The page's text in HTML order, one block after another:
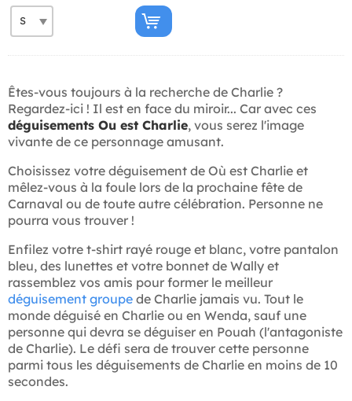
Êtes-vous toujours à la recherche de Charlie ?
Regardez-ici ! Il est en face du miroir... Car avec ces
déguisements Ou est Charlie, vous serez l'image
vivante de ce personnage amusant.
Choisissez votre déguisement de Où est Charlie et
mêlez-vous à la foule lors de la prochaine fête de
Carnaval ou de toute autre célébration. Personne ne
pourra vous trouver !
Enfilez votre t-shirt rayé rouge et blanc, votre pantalon
bleu, des lunettes et votre bonnet de Wally et
rassemblez vos amis pour former le meilleur
déguisement groupe de Charlie jamais vu. Tout le
monde déguisé en Charlie ou en Wenda, sauf une
personne qui devra se déguiser en Pouah (l'antagoniste
de Charlie). Le défi sera de trouver cette personne
parmi tous les déguisements de Charlie en moins de 10
secondes.